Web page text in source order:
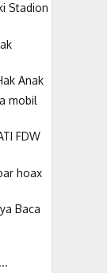
Stadion
Anak
mobil
FDW
hoax
Baca